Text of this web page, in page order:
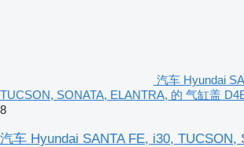
汽车 Hyundai
TUCSON, SONATA, ELANTRA, 的 气缸盖
8
汽车 Hyundai SANTA FE, i30, TUCSON,